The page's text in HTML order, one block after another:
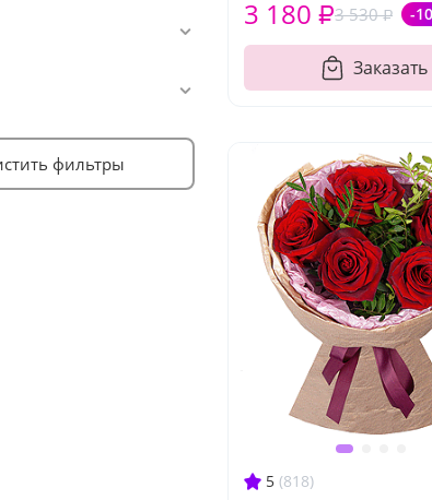
фильтры
3 530 ₽ -
3 180 ₽
Заказать
5 (818)